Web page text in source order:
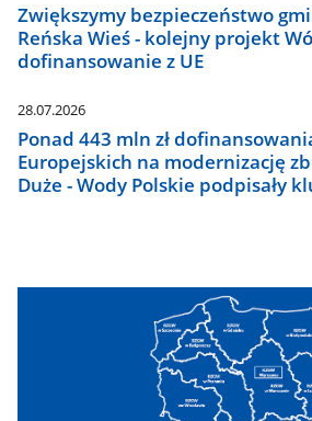
Zwiększymy bezpieczeństwo
Reńska Wieś - kolejny projekt
dofinansowanie z UE
28.07.2026
Ponad 443 mln zł
Europejskich na modernizację
Duże - Wody Polskie podpisały